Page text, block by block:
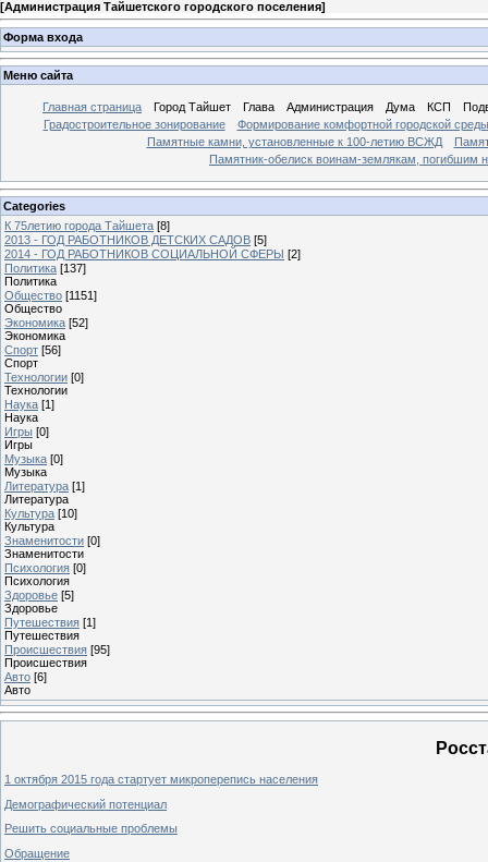
[Администрация Тайшетского городского поселения]
Форма входа
Меню сайта
Главная страница Город Тайшет Глава Администрация Дума КСП
Градостроительное зонирование
Формирование комфортной городской среды
Памятные камни, установленные к 100-летию ВСЖД
Памятник-обелиск воинам-землякам, погибшим
Categories
К 75летию города Тайшета [8]
2013 - ГОД РАБОТНИКОВ ДЕТСКИХ САДОВ [5]
2014 - ГОД РАБОТНИКОВ СОЦИАЛЬНОЙ СФЕРЫ [2]
Политика [137]
Политика
Общество [1151]
Общество
Экономика [52]
Экономика
Спорт [56]
Спорт
Технологии [0]
Технологии
Наука [1]
Наука
Игры [0]
Игры
Музыка [0]
Музыка
Литература [1]
Литература
Культура [10]
Культура
Знаменитости [0]
Знаменитости
Психология [0]
Психология
Здоровье [5]
Здоровье
Путешествия [1]
Путешествия
Проиcшествия [95]
Проиcшествия
Авто [6]
Авто
1 октября 2015 года стартует микроперепись населения
Демографический потенциал
Решить социальные проблемы
Обращение